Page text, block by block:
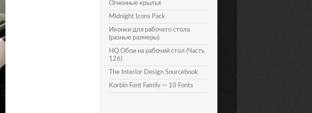
Огненные крылья
Midnight Icons Pack
Иконки для рабочего стола
(разные размеры)
HQ Обои на рабочий стол (Часть
126)
The Interior Design Sourcebook
Korbin Font Family — 10 Fonts